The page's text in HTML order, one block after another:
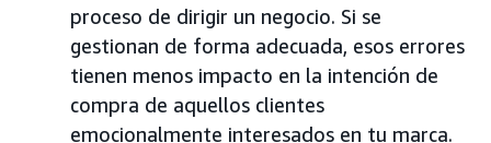
proceso de dirigir un negocio. Si se
gestionan de forma adecuada, esos errores
tienen menos impacto en la intención de
compra de aquellos clientes
emocionalmente interesados en tu marca.